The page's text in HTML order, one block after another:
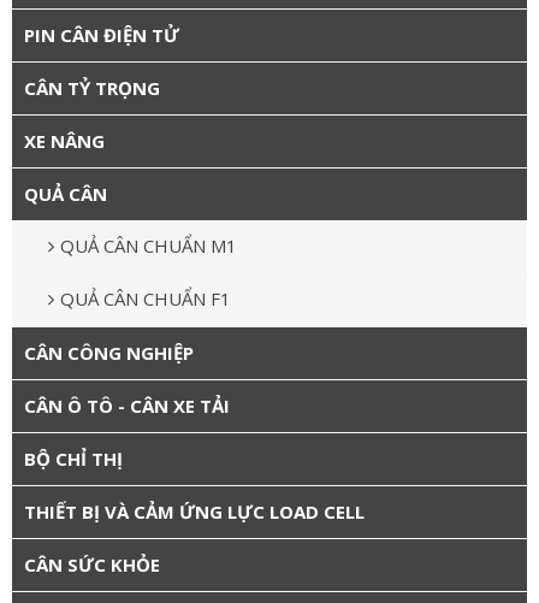
PIN CÂN ĐIỆN TỬ
CÂN TỶ TRỌNG
XE NÂNG
QUẢ CÂN
QUẢ CÂN CHUẨN M1
QUẢ CÂN CHUẨN F1
CÂN CÔNG NGHIỆP
CÂN Ô TÔ - CÂN XE TẢI
BỘ CHỈ THỊ
THIẾT BỊ VÀ CẢM ỨNG LỰC LOAD CELL
CÂN SỨC KHỎE